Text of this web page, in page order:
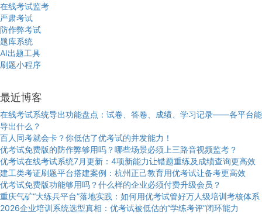
在线考试监考
严肃考试
防作弊考试
题库系统
AI出题工具
刷题小程序
最近博客
在线考试系统导出功能盘点：试卷、答卷、成绩、学习记录——各平台能
导出什么？
百人同考就会卡？你低估了优考试的并发能力！
优考试免费版的防作弊够用吗？哪些场景必须上三路音视频监考？
优考试在线考试系统7月更新：4项新能力让错题重练及成绩查询更高效
建工类考证刷题平台搭建案例：杭州正己教育用优考试让备考更高效
优考试免费版功能够用吗？什么样的企业必须付费升级会员？
重庆气矿“大练兵平台”落地实践：如何用优考试管好万人级培训考核体系
2026企业培训系统选型真相：优考试被低估的“学练考评”闭环能力